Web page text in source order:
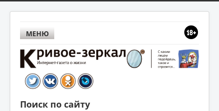
МЕНЮ
Поиск по сайту